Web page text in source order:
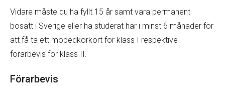
Vidare måste du ha fyllt 15 år samt vara permanent
bosatt i Sverige eller ha studerat här i minst 6 månader för
att få ta ett mopedkörkort för klass I respektive
förarbevis för klass II.
Förarbevis